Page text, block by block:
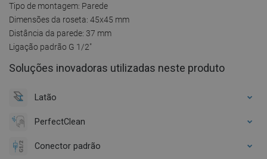
Tipo de montagem: Parede
Dimensões da roseta: 45x45 mm
Distância da parede: 37 mm
Ligação padrão G 1/2"
Soluções inovadoras utilizadas neste produto
Latão
PerfectClean
Conector padrão